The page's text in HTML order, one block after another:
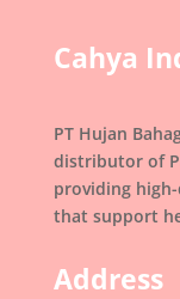
Cahya
PT Hujan
distributor of
providing
that support
Address